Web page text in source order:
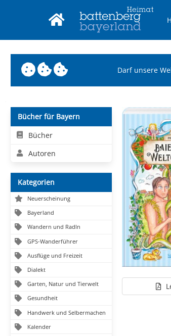
Darf unsere
Bücher für Bayern
Bücher
Autoren
Kategorien
Neuerscheinung
Bayerland
Wandern und Radln
GPS-Wanderführer
Ausflüge und Freizeit
Dialekt
Garten, Natur und Tierwelt
Gesundheit
Handwerk und Selbermachen
Kalender